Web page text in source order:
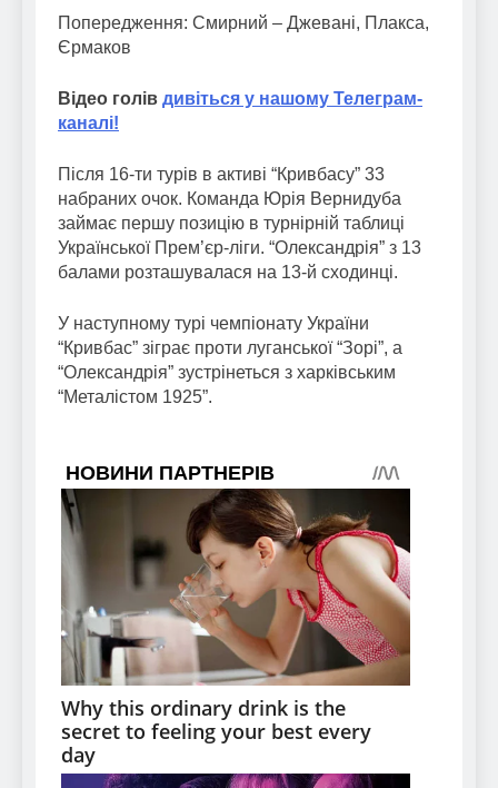
Попередження: Смирний – Джевані, Плакса,
Єрмаков
Відео голів дивіться у нашому Телеграм-
каналі!
Після 16-ти турів в активі “Кривбасу” 33
набраних очок. Команда Юрія Вернидуба
займає першу позицію в турнірній таблиці
Української Прем’єр-ліги. “Олександрія” з 13
балами розташувалася на 13-й сходинці.
У наступному турі чемпіонату України
“Кривбас” зіграє проти луганської “Зорі”, а
“Олександрія” зустрінеться з харківським
“Металістом 1925”.